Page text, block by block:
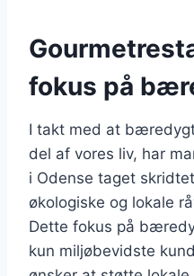
fokus på
I takt med at
del af vores liv, har
i Odense taget
økologiske og lokale
Dette fokus på
kun miljøbevidste